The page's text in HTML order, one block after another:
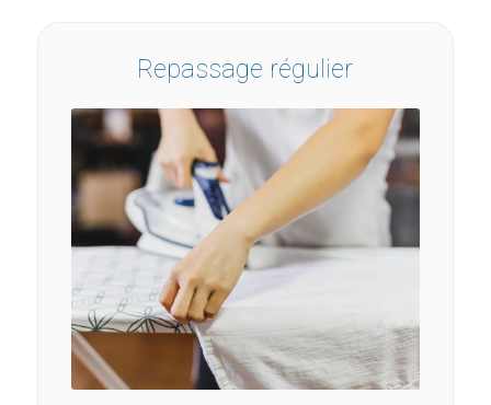
Repassage régulier